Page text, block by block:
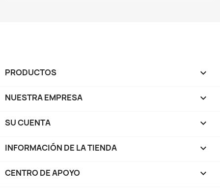
PRODUCTOS 
NUESTRA EMPRESA 
SU CUENTA 
INFORMACIÓN DE LA TIENDA keyboard_arrow_down
CENTRO DE APOYO 